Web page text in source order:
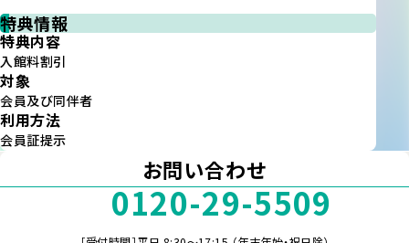
特典情報
特典内容
入館料割引
対象
会員及び同伴者
利用方法
会員証提示
お問い合わせ
0120-29-5509